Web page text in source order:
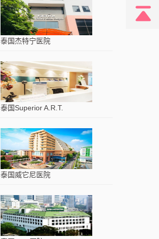
泰国杰特宁医院
泰国Superior A.R.T.
泰国威它尼医院